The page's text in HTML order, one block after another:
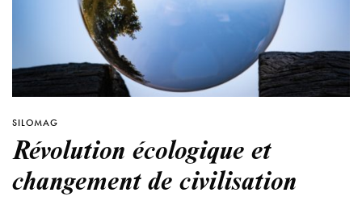
SILOMAG
Révolution écologique et
changement de civilisation